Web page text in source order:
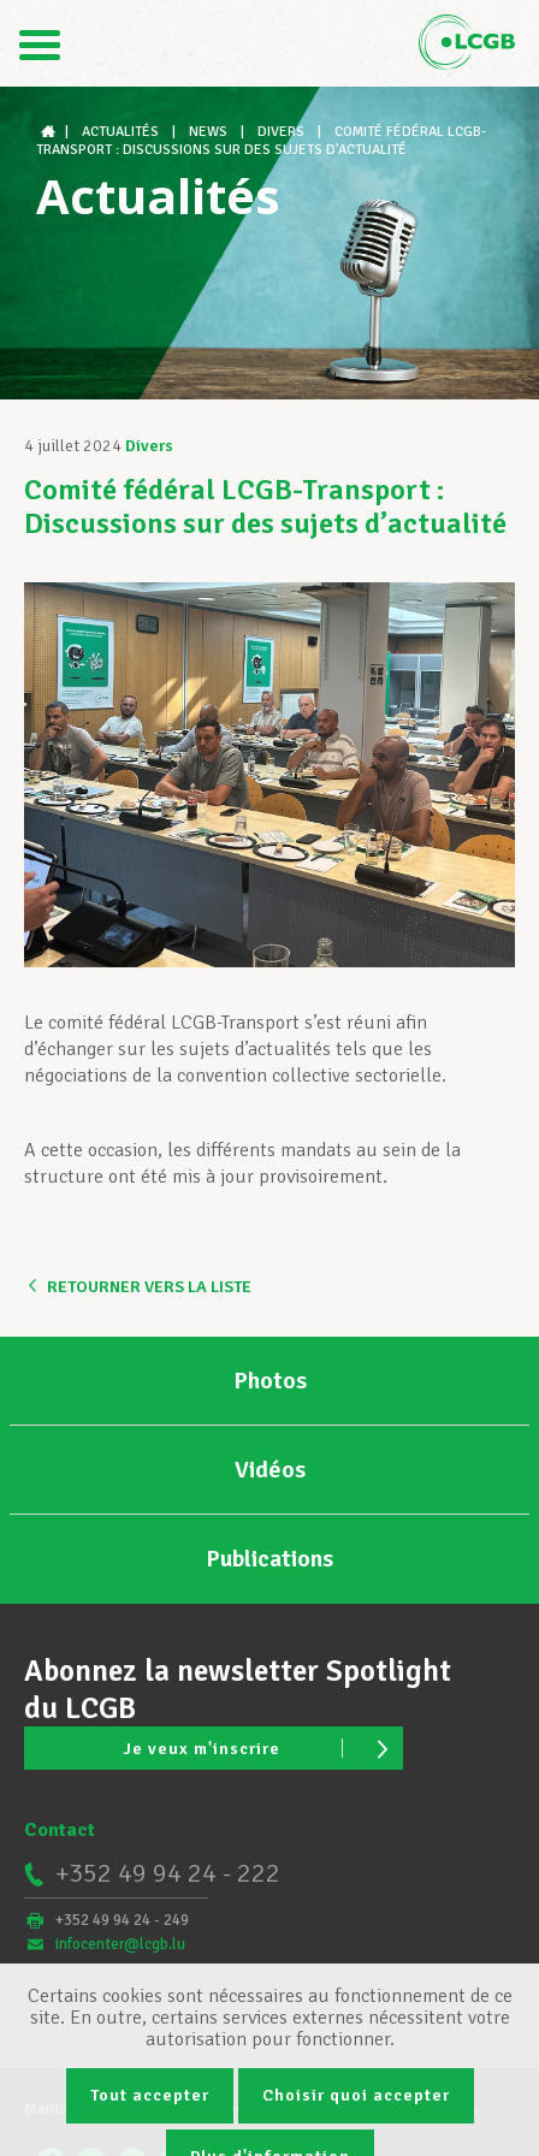
DE
Le LCGB
Structures syndicales
Assistance au Travail
Vos droits
Assistance en vie privée
Développement professionnel
Devenir Membre
Actualités
ACTUALITÉS NEWS DIVERS
COMITÉ FÉDÉRAL LCGB-
TRANSPORT : DISCUSSIONS SUR DES SUJETS D’ACTUALITÉ
Actualités
4 juillet 2024 Divers
Comité fédéral LCGB-Transport :
Discussions sur des sujets d’actualité
Le comité fédéral LCGB-Transport s’est réuni afin
d’échanger sur les sujets d’actualités tels que les
négociations de la convention collective sectorielle.
A cette occasion, les différents mandats au sein de la
structure ont été mis à jour provisoirement.
RETOURNER VERS LA LISTE
Photos
Vidéos
Publications
Abonnez la newsletter Spotlight
du LCGB
Je veux m'inscrire
Contact
+352 49 94 24 - 222
+352 49 94 24 - 249
infocenter@lcgb.lu
Conditions générales Gestion des cookies
Certains cookies sont nécessaires au fonctionnement de ce
site. En outre, certains services externes nécessitent votre
autorisation pour fonctionner.
Tout accepter Choisir quoi accepter